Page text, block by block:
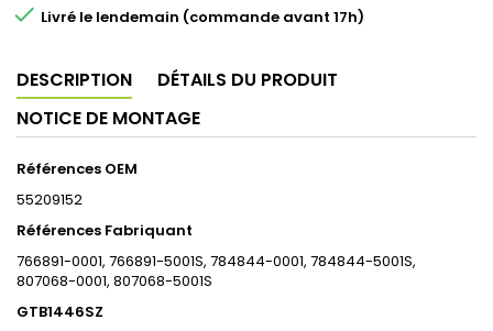
 Livré le lendemain (commande avant 17h)
DESCRIPTION
DÉTAILS DU PRODUIT
NOTICE DE MONTAGE
Références OEM
55209152
Références Fabriquant
766891-0001, 766891-5001S, 784844-0001, 784844-5001S,
807068-0001, 807068-5001S
GTB1446SZ